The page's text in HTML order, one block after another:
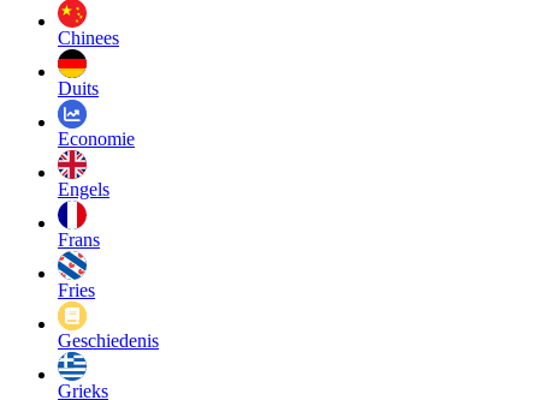
Chinees
Duits
Economie
Engels
Frans
Fries
Geschiedenis
Grieks